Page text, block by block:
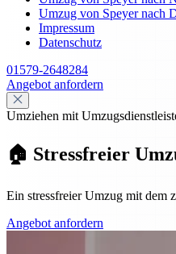
Umzug von Speyer nach
Impressum
Datenschutz
01579-2648284
Angebot anfordern
Umziehen mit
🏠 Stressfreier
Ein stressfreier Umzug mit dem
Angebot anfordern